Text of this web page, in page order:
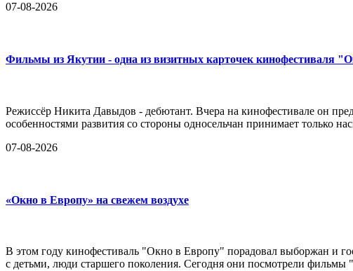
07-08-2026
Фильмы из Якутии - одна из визитных карточек кинофестиваля
Режиссёр Никита Давыдов - дебютант. Вчера на кинофестивале он
особенностями развития со стороны односельчан принимает только
07-08-2026
«Окно в Европу» на свежем воздухе
В этом году кинофестиваль "Окно в Европу" порадовал выборжан и
с детьми, люди старшего поколения. Сегодня они посмотрели фильмы